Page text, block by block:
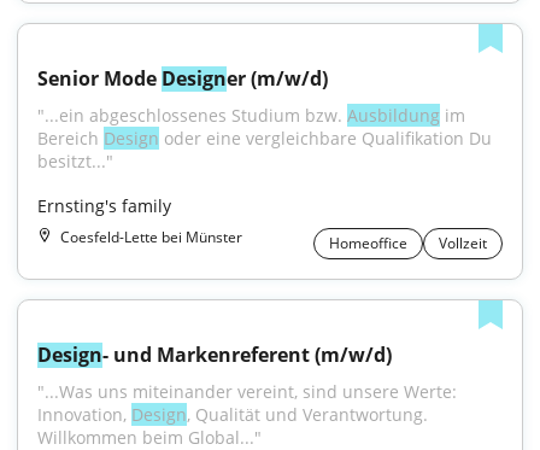
Senior Mode Designer (m/w/d)
"...ein abgeschlossenes Studium bzw. Ausbildung im
Bereich Design oder eine vergleichbare Qualifikation Du
besitzt..."
Ernsting's family
Coesfeld-Lette bei Münster Homeoffice Vollzeit
Design- und Markenreferent (m/w/d)
"...Was uns miteinander vereint, sind unsere Werte:
Innovation, Design, Qualität und Verantwortung.
Willkommen beim Global..."